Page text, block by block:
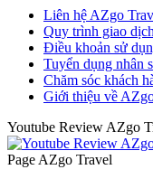
Liên hệ AZgo
Quy trình giao dịch
Điều khoản sử
Tuyển dụng nhân
Chăm sóc khách
Giới thiệu về
Youtube Review AZgo
Page AZgo Travel